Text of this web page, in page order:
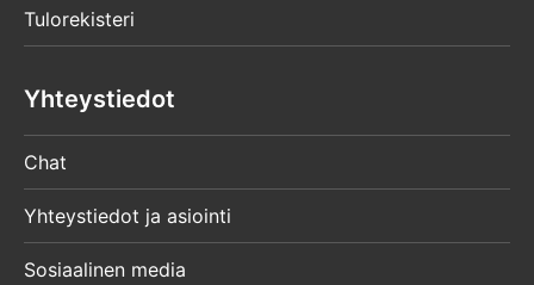
Tulorekisteri
Yhteystiedot
Chat
Yhteystiedot ja asiointi
Sosiaalinen media